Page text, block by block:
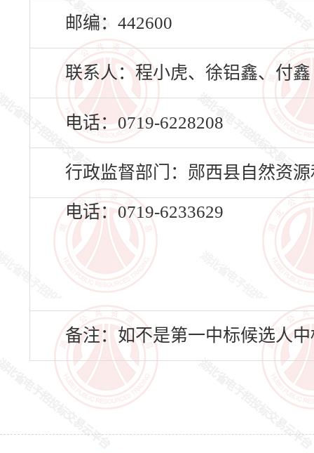
邮编：442600
联系人：程小虎、徐铝鑫、付鑫
电话：0719-6228208
行政监督部门：郧西县自然资
电话：0719-6233629
备注：如不是第一中标候选人中